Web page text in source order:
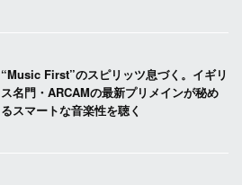
“Music First”のスピリッツ息づく。イギリ
ス名門・ARCAMの最新プリメインが秘め
るスマートな音楽性を聴く